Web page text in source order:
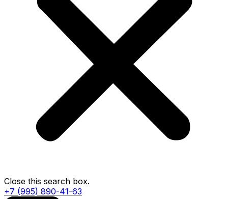
Close this search box.
+7 (995) 890-41-63